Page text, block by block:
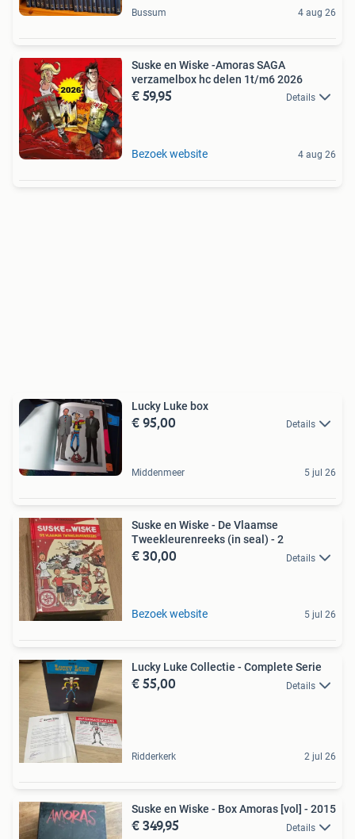
Bussum 4 aug 26
Suske en Wiske -Amoras SAGA
verzamelbox hc delen 1t/m6 2026
€ 59,95 Details
Bezoek website 4 aug 26
Lucky Luke box
€ 95,00 Details
Middenmeer 5 jul 26
Suske en Wiske - De Vlaamse
Tweekleurenreeks (in seal) - 2
€ 30,00 Details
Bezoek website 5 jul 26
Lucky Luke Collectie - Complete Serie
€ 55,00 Details
Ridderkerk 2 jul 26
Suske en Wiske - Box Amoras [vol] - 2015
€ 349,95 Details